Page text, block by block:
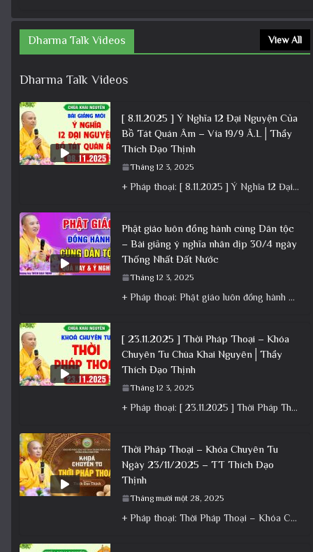
Dharma Talk Videos View All
Dharma Talk Videos
[ 8.11.2025 ] Ý Nghĩa 12 Đại Nguyện Của
Bồ Tát Quán Âm – Vía 19/9 Â.L│Thầy
Thích Đạo Thịnh
Tháng 12 3, 2025
+ Pháp thoại: [ 8.11.2025 ] Ý Nghĩa 12 Đại Nguyện Của Bồ Tát Quán Âm – Vía 19/9 Â.L│Thầy
Phật giáo luôn đồng hành cùng Dân tộc
– Bài giảng ý nghĩa nhân dịp 30/4 ngày
Thống Nhất Đất Nước
Tháng 12 3, 2025
+ Pháp thoại: Phật giáo luôn đồng hành cùng Dân tộc – Bài giảng ý nghĩa nhân dịp 30/4 ngày
[ 23.11.2025 ] Thời Pháp Thoại – Khóa
Chuyên Tu Chùa Khai Nguyên│Thầy
Thích Đạo Thịnh
Tháng 12 3, 2025
+ Pháp thoại: [ 23.11.2025 ] Thời Pháp Thoại – Khóa Chuyên Tu Chùa Khai Nguyên│Thầy Thích Đạo Thịnh +
Thời Pháp Thoại – Khóa Chuyên Tu
Ngày 23/11/2025 – TT Thích Đạo
Thịnh
Tháng mười một 28, 2025
+ Pháp thoại: Thời Pháp Thoại – Khóa Chuyên Tu Ngày 23/11/2025 – TT Thích Đạo Thịnh + Album: Pháp